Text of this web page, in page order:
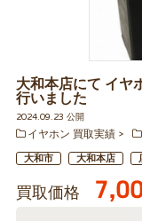
大和本店にて イヤ
行いました
2024.09.23 公開
イヤホン 買取実績
大和市 大和本店
買取価格